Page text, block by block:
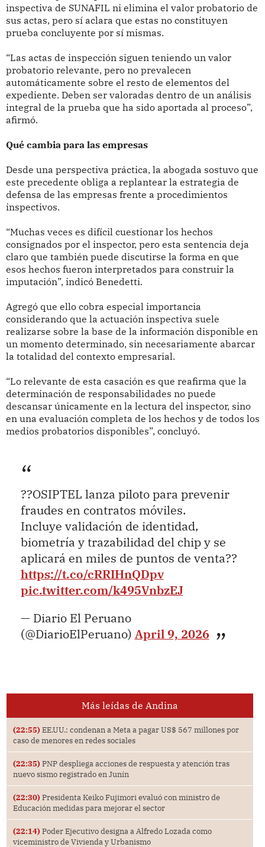
inspectiva de SUNAFIL ni elimina el valor probatorio de
sus actas, pero sí aclara que estas no constituyen
prueba concluyente por sí mismas.
“Las actas de inspección siguen teniendo un valor
probatorio relevante, pero no prevalecen
automáticamente sobre el resto de elementos del
expediente. Deben ser valoradas dentro de un análisis
integral de la prueba que ha sido aportada al proceso”,
afirmó.
Qué cambia para las empresas
Desde una perspectiva práctica, la abogada sostuvo que
este precedente obliga a replantear la estrategia de
defensa de las empresas frente a procedimientos
inspectivos.
“Muchas veces es difícil cuestionar los hechos
consignados por el inspector, pero esta sentencia deja
claro que también puede discutirse la forma en que
esos hechos fueron interpretados para construir la
imputación”, indicó Benedetti.
Agregó que ello cobra especial importancia
considerando que la actuación inspectiva suele
realizarse sobre la base de la información disponible en
un momento determinado, sin necesariamente abarcar
la totalidad del contexto empresarial.
“Lo relevante de esta casación es que reafirma que la
determinación de responsabilidades no puede
descansar únicamente en la lectura del inspector, sino
en una evaluación completa de los hechos y de todos los
medios probatorios disponibles”, concluyó.
??OSIPTEL lanza piloto para prevenir
fraudes en contratos móviles.
Incluye validación de identidad,
biometría y trazabilidad del chip y se
aplicará en miles de puntos de venta??
https://t.co/cRRIHnQDpv
pic.twitter.com/k495VnbzEJ
— Diario El Peruano
(@DiarioElPeruano) April 9, 2026
Más leídas de Andina
(22:55) EE.UU.: condenan a Meta a pagar US$ 567 millones por
caso de menores en redes sociales
(22:35) PNP despliega acciones de respuesta y atención tras
nuevo sismo registrado en Junín
(22:30) Presidenta Keiko Fujimori evaluó con ministro de
Educación medidas para mejorar el sector
(22:14) Poder Ejecutivo designa a Alfredo Lozada como
viceministro de Vivienda y Urbanismo